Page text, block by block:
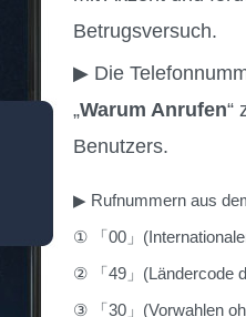
Betrugsversuch.
▶ Die
„Warum Anrufen“
Benutzers.
▶ Rufnummern aus
① 「00」
② 「49」(Ländercode
③ 「30」(Vorwahlen